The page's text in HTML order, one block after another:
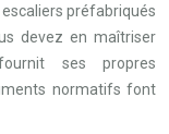
préfabriqués
devez en maîtriser
ses propres
normatifs font